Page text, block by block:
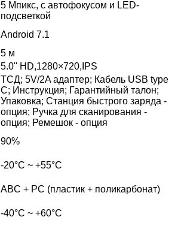
5 Мпикс, с автофокусом и LED-
подсветкой
Android 7.1
5 м
5.0'' HD,1280×720,IPS
ТСД; 5V/2A адаптер; Кабель USB type
С; Инструкция; Гарантийный талон;
Упаковка; Станция быстрого заряда -
опция; Ручка для сканирования -
опция; Ремешок - опция
90%
-20°C ~ +55°C
ABC + PC (пластик + поликарбонат)
-40°С ~ +60°С